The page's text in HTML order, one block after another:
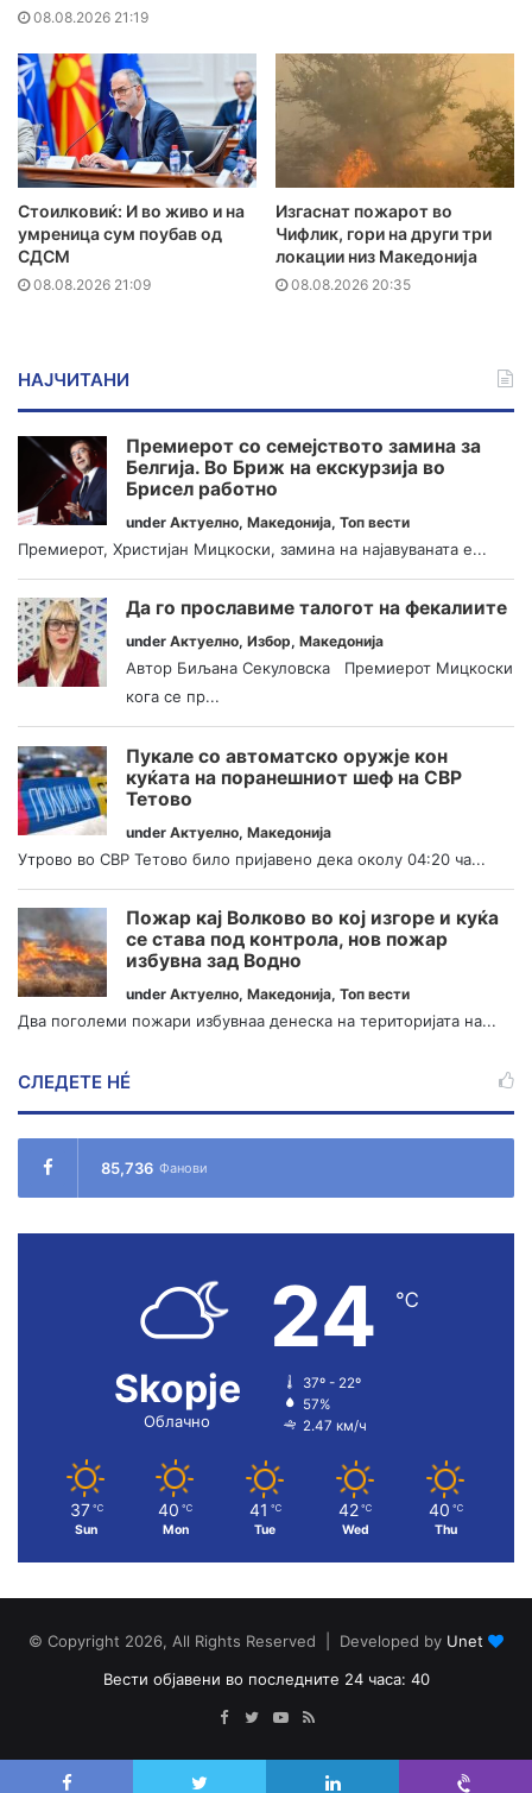
08.08.2026 21:19
Стоилковиќ: И во живо и на
умреница сум поубав од
СДСМ
08.08.2026 21:09
Изгаснат пожарот во
Чифлик, гори на други три
локации низ Македонија
08.08.2026 20:35
НАЈЧИТАНИ
Премиерот со семејството замина за
Белгија. Во Бриж на екскурзија во
Брисел работно
under Актуелно, Македонија, Топ вести
Премиерот, Христијан Мицкоски, замина на најавуваната е...
Да го прославиме талогот на фекалиите
under Актуелно, Избор, Македонија
Автор Биљана Секуловска Премиерот Мицкоски
кога се пр...
Пукале со автоматско оружје кон
куќата на поранешниот шеф на СВР
Тетово
under Актуелно, Македонија
Утрово во СВР Тетово било пријавено дека околу 04:20 ча...
Пожар кај Волково во кој изгоре и куќа
се става под контрола, нов пожар
избувна зад Водно
under Актуелно, Македонија, Топ вести
Два поголеми пожари избувнаа денеска на територијата на...
СЛЕДЕТЕ НÉ
85,736 Фанови
Skopje
Облачно
24 ℃
37º - 22º
57%
2.47 км/ч
37 ℃
Sun
40 ℃
Mon
41 ℃
Tue
42 ℃
Wed
40 ℃
Thu
© Copyright 2026, All Rights Reserved | Developed by Unet
Вести објавени во последните 24 часа: 40
Facebook
TwitterYouTube
RSS